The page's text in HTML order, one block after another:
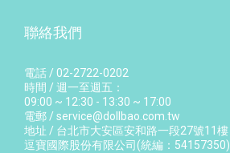
聯絡我們
電話 / 02-2722-0202
時間 / 週一至週五：
09:00 ~ 12:30 - 13:30 ~ 17:00
電郵 / service@dollbao.com.tw
地址 / 台北市大安區安和路一段27號11樓
逗寶國際股份有限公司(統編：54157350)